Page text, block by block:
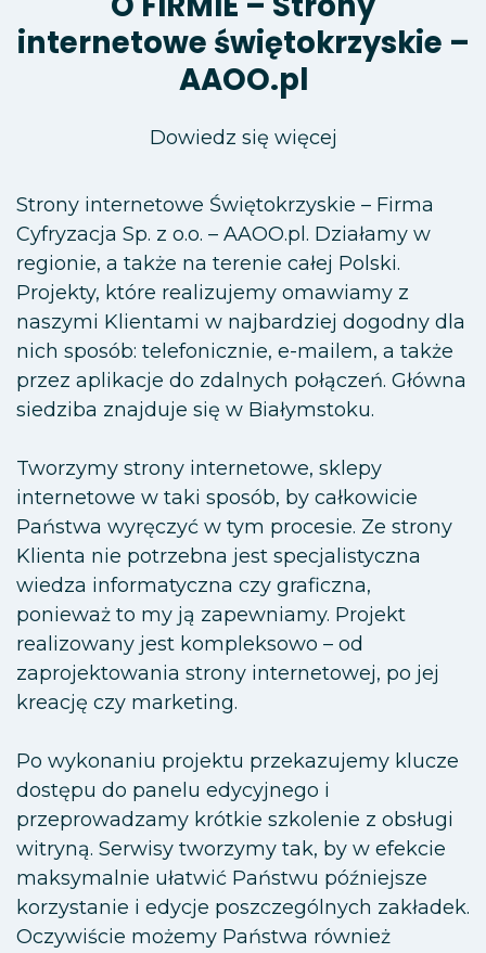
internetowe świętokrzyskie –
AAOO.pl
Dowiedz się więcej
Strony internetowe Świętokrzyskie – Firma
Cyfryzacja Sp. z o.o. – AAOO.pl. Działamy w
regionie, a także na terenie całej Polski.
Projekty, które realizujemy omawiamy z
naszymi Klientami w najbardziej dogodny dla
nich sposób: telefonicznie, e-mailem, a także
przez aplikacje do zdalnych połączeń. Główna
siedziba znajduje się w Białymstoku.
Tworzymy strony internetowe, sklepy
internetowe w taki sposób, by całkowicie
Państwa wyręczyć w tym procesie. Ze strony
Klienta nie potrzebna jest specjalistyczna
wiedza informatyczna czy graficzna,
ponieważ to my ją zapewniamy. Projekt
realizowany jest kompleksowo – od
zaprojektowania strony internetowej, po jej
kreację czy marketing.
Po wykonaniu projektu przekazujemy klucze
dostępu do panelu edycyjnego i
przeprowadzamy krótkie szkolenie z obsługi
witryną. Serwisy tworzymy tak, by w efekcie
maksymalnie ułatwić Państwu późniejsze
korzystanie i edycje poszczególnych zakładek.
Oczywiście możemy Państwa również